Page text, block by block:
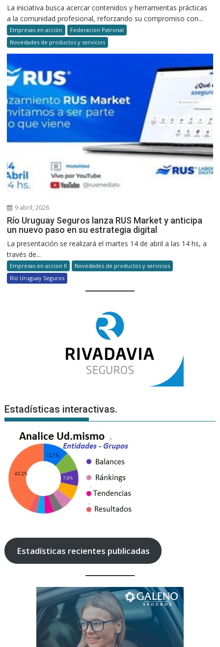
La iniciativa busca acercar contenidos y herramientas prácticas
a la comunidad profesional, reforzando su compromiso con...
Empresas en acción
Federacion Patronal
Novedades de productos y servicios
9 abril, 2026
Río Uruguay Seguros lanza RUS Market y anticipa
un nuevo paso en su estrategia digital
La presentación se realizará el martes 14 de abril a las 14 hs, a
través de...
Empresas en accion II
Novedades de productos y servicios
Río Uruguay Seguros
Estadísticas interactivas.
Estadísticas recientes publicadas